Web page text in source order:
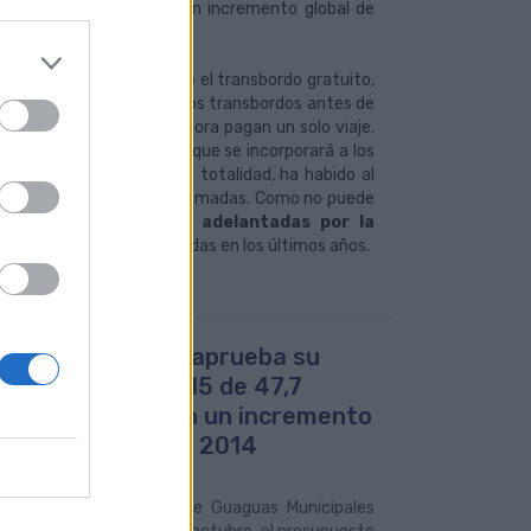
la red, habiendo un incremento global de
, porque al haberse dado el transbordo gratuito,
del 80% de los nuevos transbordos antes de
que por las que ahora pagan un solo viaje.
del Transporte (AUT), que se incorporará a los
están cerradas en su totalidad, ha habido al
unas cifras aproximadas. Como no puede
a las cantidades adelantadas por la
con las ofrecidas en los últimos años.
Municipales aprueba su
para 2015 de 47,7
de euros, con un incremento
en relación a 2014
de Administración de Guaguas Municipales